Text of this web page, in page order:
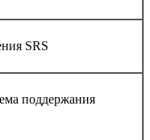
SRS
поддержания